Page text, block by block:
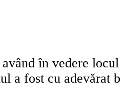
în vedere locul
a fost cu adevărat